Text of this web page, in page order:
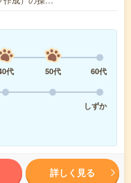
代 50代
60代
しずか
詳しく見る